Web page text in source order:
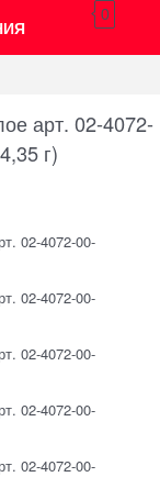
0
арт. 02-4072-
г)